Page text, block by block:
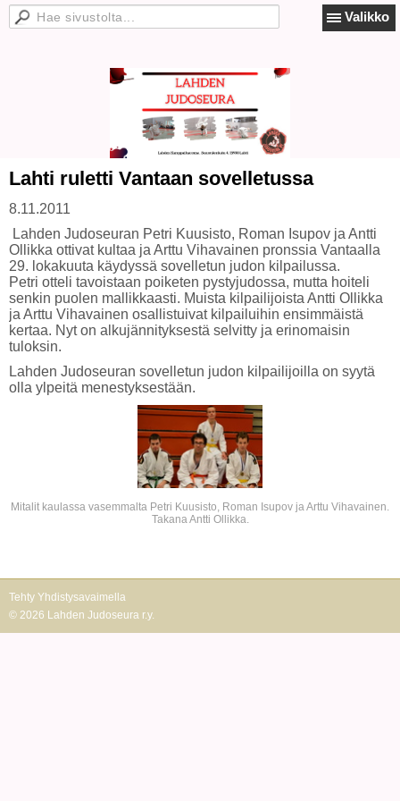
Valikko
Lahti ruletti Vantaan sovelletussa
8.11.2011
Lahden Judoseuran Petri Kuusisto, Roman Isupov ja Antti
Ollikka ottivat kultaa ja Arttu Vihavainen pronssia Vantaalla
29. lokakuuta käydyssä sovelletun judon kilpailussa.
Petri otteli tavoistaan poiketen pystyjudossa, mutta hoiteli
senkin puolen mallikkaasti. Muista kilpailijoista Antti Ollikka
ja Arttu Vihavainen osallistuivat kilpailuihin ensimmäistä
kertaa. Nyt on alkujännityksestä selvitty ja erinomaisin
tuloksin.
Lahden Judoseuran sovelletun judon kilpailijoilla on syytä
olla ylpeitä menestyksestään.
Mitalit kaulassa vasemmalta Petri Kuusisto, Roman Isupov ja Arttu Vihavainen.
Takana Antti Ollikka.
Tehty Yhdistysavaimella
© 2026 Lahden Judoseura r.y.